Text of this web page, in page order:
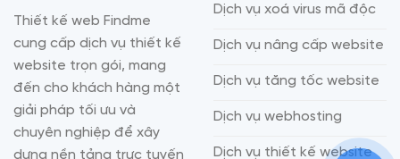
Thiết kế web Findme
cung cấp dịch vụ thiết kế
website trọn gói, mang
đến cho khách hàng một
giải pháp tối ưu và
chuyên nghiệp để xây
dựng nền tảng trực tuyến
Dịch vụ xoá virus mã độc
Dịch vụ nâng cấp website
Dịch vụ tăng tốc website
Dịch vụ webhosting
Dịch vụ thiết kế website